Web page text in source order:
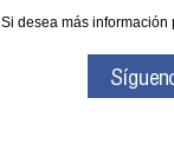
Si desea más